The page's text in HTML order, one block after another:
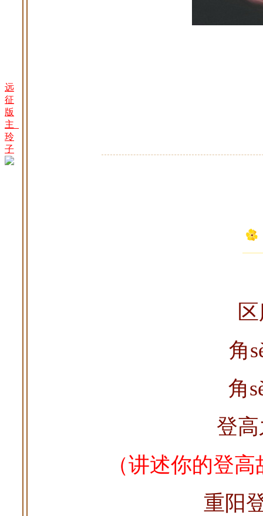
远
征
版
主_
玲
子
角
角
登
（讲述你的登
重阳